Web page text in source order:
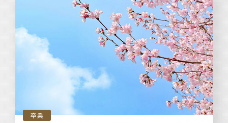
卒業